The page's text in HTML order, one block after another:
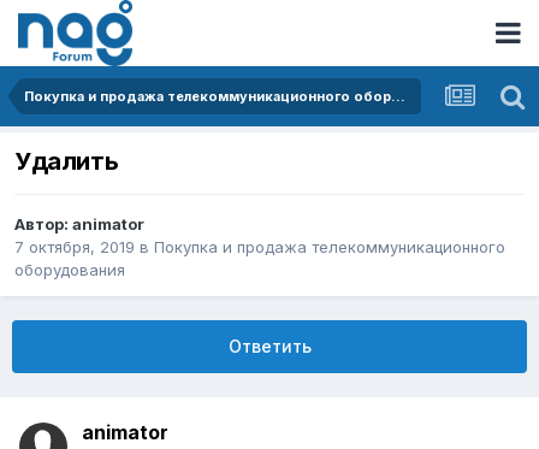
Покупка и продажа телекоммуникационного оборудования
Удалить
Автор: animator
7 октября, 2019 в Покупка и продажа телекоммуникационного
оборудования
Ответить
animator